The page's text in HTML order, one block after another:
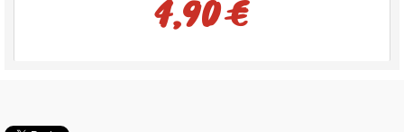
4,90 €